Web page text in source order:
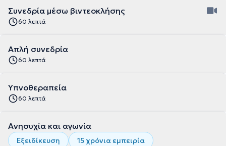
Συνεδρία μέσω βιντεοκλήσης
60 λεπτά
Απλή συνεδρία
60 λεπτά
Υπνοθεραπεία
60 λεπτά
Ανησυχία και αγωνία
Εξειδίκευση
15 χρόνια εμπειρία